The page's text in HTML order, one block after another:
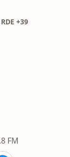
RDE +39
FM